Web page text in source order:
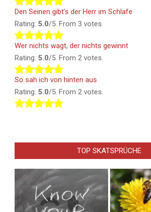
Den Seinen gibt’s der Herr im Schlafe
Rating: 5.0/5. From 3 votes.
Wer nichts wagt, der nichts gewinnt
Rating: 5.0/5. From 2 votes.
So sah ich von hinten aus
Rating: 5.0/5. From 2 votes.
TOP SKATSPRÜCHE